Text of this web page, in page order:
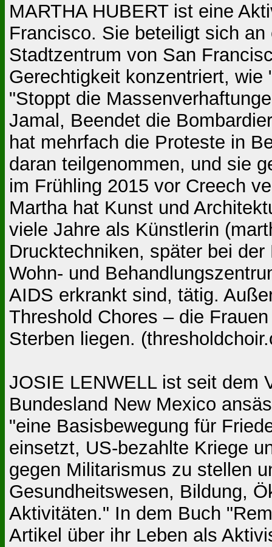
MARTHA HUBERT ist eine
Francisco. Sie beteiligt sich
Stadtzentrum von San
Gerechtigkeit konzentriert,
"Stoppt die
Jamal, Beendet die
hat mehrfach die Proteste in
daran teilgenommen, und sie
im Frühling 2015 vor Creech
Martha hat Kunst und
viele Jahre als Künstlerin
Drucktechniken, später bei
Wohn- und
AIDS erkrankt sind, tätig.
Threshold Chores – die
Sterben liegen.
JOSIE LENWELL ist seit dem
Bundesland New Mexico
"eine Basisbewegung für
einsetzt, US-bezahlte Kriege
gegen Militarismus zu stellen
Gesundheitswesen, Bildung,
Aktivitäten." In dem Buch
Artikel über ihr Leben als